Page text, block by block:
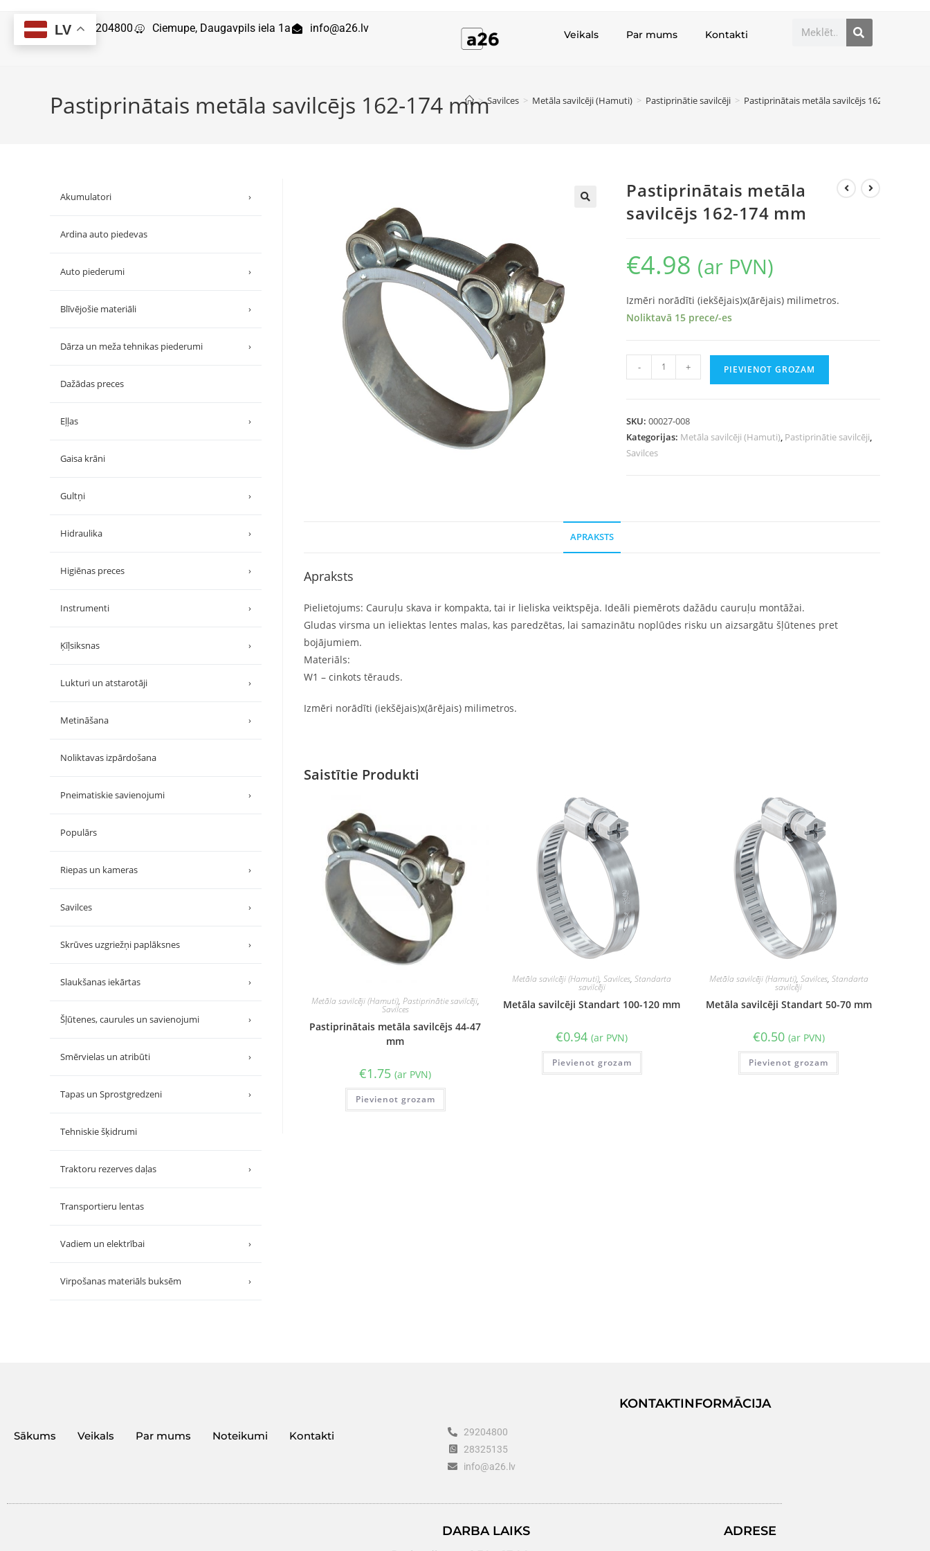
29204800 Ciemupe, Daugavpils iela 1a info@a26.lv Veikals Par mums Kontakti
Pastiprinātais metāla savilcējs 162-174 mm
> Savilces > Metāla savilcēji (Hamuti) > Pastiprinātie savilcēji > Pastiprinātais metāla savilcējs 162-174 mm
Pastiprinātais metāla
savilcējs 162-174 mm
€4.98 (ar PVN)
Izmēri norādīti (iekšējais)x(ārējais) milimetros.
Noliktavā 15 prece/-es
- + PIEVIENOT GROZAM
SKU:00027-008
Kategorijas: Metāla savilcēji (Hamuti), Pastiprinātie savilcēji,
Savilces
APRAKSTS
Apraksts
Pielietojums: Cauruļu skava ir kompakta, tai ir lieliska veiktspēja. Ideāli piemērots dažādu cauruļu montāžai.
Gludas virsma un ieliektas lentes malas, kas paredzētas, lai samazinātu noplūdes risku un aizsargātu šļūtenes pret
bojājumiem.
Materiāls:
W1 – cinkots tērauds.
Izmēri norādīti (iekšējais)x(ārējais) milimetros.
Saistītie Produkti
Metāla savilcēji (Hamuti), Pastiprinātie savilcēji,
Savilces
Pastiprinātais metāla savilcējs 44-47
mm
€1.75 (ar PVN)
Pievienot grozam
Metāla savilcēji (Hamuti),Savilces,Standarta
savilcēji
Metāla savilcēji Standart 100-120 mm
€0.94 (ar PVN)
Pievienot grozam
Metāla savilcēji (Hamuti), Savilces, Standarta
savilcēji
Metāla savilcēji Standart 50-70 mm
€0.50 (ar PVN)
Pievienot grozam
Akumulatori ›
Ardina auto piedevas
Auto piederumi ›
Blīvējošie materiāli ›
Dārza un meža tehnikas piederumi ›
Dažādas preces
Eļļas ›
Gaisa krāni
Gultņi ›
Hidraulika ›
Higiēnas preces ›
Instrumenti ›
Ķīļsiksnas ›
Lukturi un atstarotāji ›
Metināšana ›
Noliktavas izpārdošana
Pneimatiskie savienojumi ›
Populārs
Riepas un kameras ›
Savilces ›
Skrūves uzgriežņi paplāksnes ›
Slaukšanas iekārtas ›
Šļūtenes, caurules un savienojumi ›
Smērvielas un atribūti ›
Tapas un Sprostgredzeni ›
Tehniskie šķidrumi
Traktoru rezerves daļas ›
Transportieru lentas
Vadiem un elektrībai ›
Virpošanas materiāls buksēm ›
Sākums Veikals Par mums Noteikumi Kontakti
KONTAKTINFORMĀCIJA
29204800
28325135
info@a26.lv
DARBA LAIKS ADRESE
LV